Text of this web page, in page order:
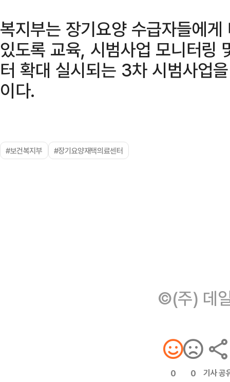
복지부는 장기요양 수급자들에
있도록 교육, 시범사업 모니터링
터 확대 실시되는 3차 시범사업
이다.
#보건복지부 #장기요양재택의료센터
©(주) 데
0 0 기사 공